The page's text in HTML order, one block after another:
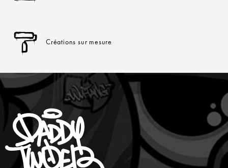
Créations sur mesure